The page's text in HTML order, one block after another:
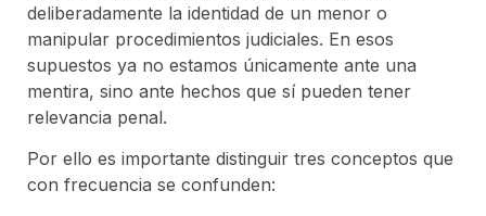
deliberadamente la identidad de un menor o
manipular procedimientos judiciales. En esos
supuestos ya no estamos únicamente ante una
mentira, sino ante hechos que sí pueden tener
relevancia penal.
Por ello es importante distinguir tres conceptos que
con frecuencia se confunden: